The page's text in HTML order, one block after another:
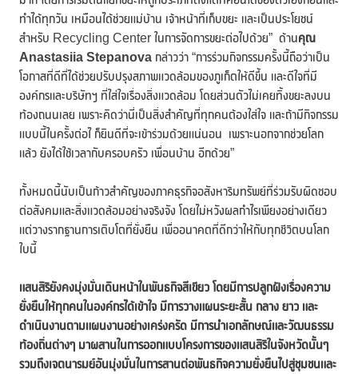
ทำได้ทุกวัน เหมือนได้ช่วยแม่บ้าน เจ้าหน้าที่เก็บขยะ และเป็นประโยชน์
สำหรับ Recycling Center ในการจัดการขยะต่อไปด้วย” ด้านคุณ
Anastasiia Stepanova กล่าวว่า “การร่วมกิจกรรมครั้งนี้ถือว่าเป็น
โอกาสที่ดีที่ได้ช่วยปรับปรุงสภาพแวดล้อมของภูเก็ตให้ดีขึ้น และดีใจที่มี
องค์กรและบริษัทฯ ที่ใส่ใจเรื่องสิ่งแวดล้อม โดยส่วนตัวไม่เคยทิ้งขยะลงบน
ท้องถนนเลย เพราะคิดว่านี่เป็นสิ่งสำคัญที่ทุกคนต้องใส่ใจ และถ้ามีกิจกรรม
แบบนี้ในครั้งต่อไ ก็ยินดีที่จะเข้าร่วมด้วยแน่นอน เพราะนอกจากช่วยโลก
แล้ว ยังได้ใช้เวลากับครอบครัว เพื่อนบ้าน อีกด้วย”
ทั้งหมดนี้นับเป็นก้าวสำคัญของภาคธุรกิจอสังหาริมทรัพย์ที่ร่วมรับผิดชอบ
ต่อสังคมและสิ่งแวดล้อมอย่างจริงจัง โดยไม่หวังผลกำไรเพียงอย่างเดียว
แต่วางรากฐานการเติบโตที่ยั่งยืน เพื่ออนาคตที่ดีกว่าให้กับทุกชีวิตบนโลก
ใบนี้
แสนสิริยังคงมุ่งมั่นเดินหน้าในพันธกิจสีเขียว โดยมีการปลูกฝังเรื่องความ
ยั่งยืนให้ทุกคนในองค์กรได้เข้าใจ มีการวางแผนระยะสั้น กลาง ยาว และ
ดำเนินงานตามแผนงานอย่างเคร่งครัด มีการนำเอกลักษณ์และวัฒนธรรม
ท้องถิ่นต่างๆ มาผสานในการออกแบบโครงการของแสนสิริในจังหวัดนั้นๆ
รวมถึงเจตนารมย์อันมุ่งมั่นในการสานต่อพันธกิจความยั่งยืนไปสู่ชุมชนและ